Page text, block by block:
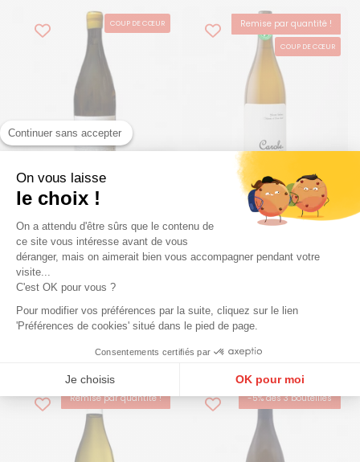
Continuer sans accepter
On vous laisse
le choix !
On a attendu d'être sûrs que le contenu de
ce site vous intéresse avant de vous
déranger, mais on aimerait bien vous accompagner pendant votre
visite...
C'est OK pour vous ?
Pour modifier vos préférences par la suite, cliquez sur le lien
'Préférences de cookies' situé dans le pied de page.
Consentements certifiés par
Je choisis OK pour moi
Axeptio consent
Plateforme de Gestion du Consentement : Personnalisez vos Options
Notre plateforme vous permet d'adapter et de gérer vos paramètres de confidentialité, en
COUP DE CŒUR
Prix régulier
31,90€
Maxime Magnon
La Bégou 2022
Blanc
Blanc
2022
Ajouter au panier
Remise par quantité !
BEST-SELLER
COUP DE CŒUR
Prix régulier
8,20€
Maison Ventenac
Blanc Blanc
4/5
Ajouter au panier
Remise par quantité !
BEST-SELLER -5% dès 3 bouteilles